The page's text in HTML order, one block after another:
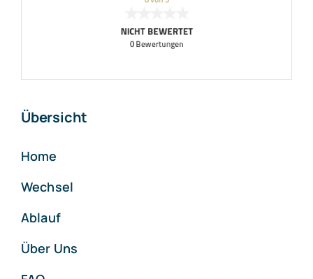
Übersicht
Home
Wechsel
Ablauf
Über Uns